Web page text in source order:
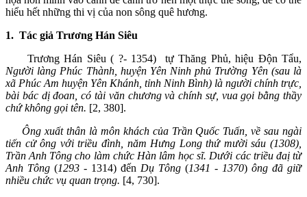
hiểu hết những thi vị của non sông quê hương.
1. Tác giả Trương Hán Siêu
Trương Hán Siêu ( ?- 1354) tự Thăng Phủ, hiệu Độn Tẩu,
Người làng Phúc Thành, huyện Yên Ninh phủ Trường Yên (sau là
xã Phúc Am huyện Yên Khánh, tỉnh Ninh Bình) là người chính trực,
bài bác dị đoan, có tài văn chương và chính sự, vua gọi bằng thầy
chứ không gọi tên. [2, 380].
Ông xuất thân là môn khách của Trần Quốc Tuấn, về sau ngài
tiến cử ông với triều đình, năm Hưng Long thứ mười sáu (1308),
Trần Anh Tông cho làm chức Hàn lâm học sĩ. Dưới các triều đaị từ
Anh Tông (1293 - 1314) đến Dụ Tông (1341 - 1370) ông đã giữ
nhiều chức vụ quan trọng. [4, 730].